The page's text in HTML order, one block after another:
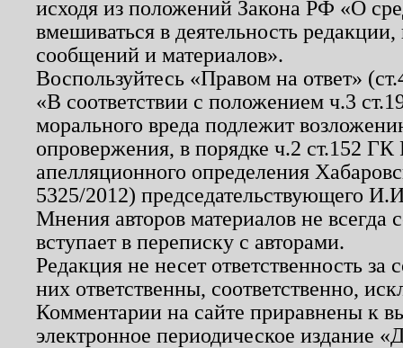
исходя из положений Закона РФ «О
вмешиваться в деятельность
сообщений и материалов».
Воспользуйтесь «Правом на ответ»
«В соответствии с положением ч.3
морального вреда подлежит
опровержения, в порядке ч.2 ст.152
апелляционного определения
5325/2012) председательствующего
Мнения авторов материалов не
вступает в переписку с авторами.
Редакция не несет ответственность
них ответственны, соответственно,
Комментарии на сайте приравнены к
электронное периодическое издание